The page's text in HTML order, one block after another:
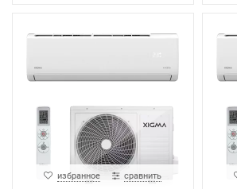
избранное сравнить